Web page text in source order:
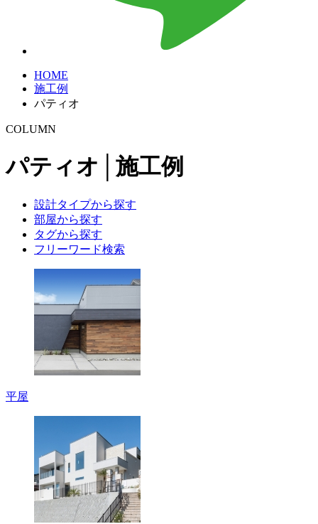
HOME
施工例
パティオ
COLUMN
パティオ│施工例
設計タイプから探す
部屋から探す
タグから探す
フリーワード検索
平屋